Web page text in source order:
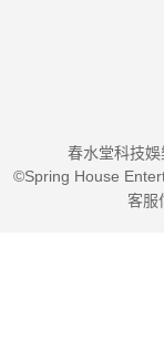
春水堂科技
©Spring House
客服